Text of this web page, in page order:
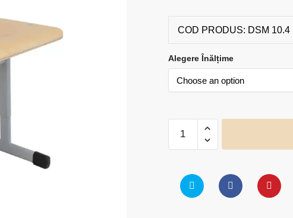
COD PRODUS: DSM 10.4
Alegere Înălțime
scolar
model
FR01